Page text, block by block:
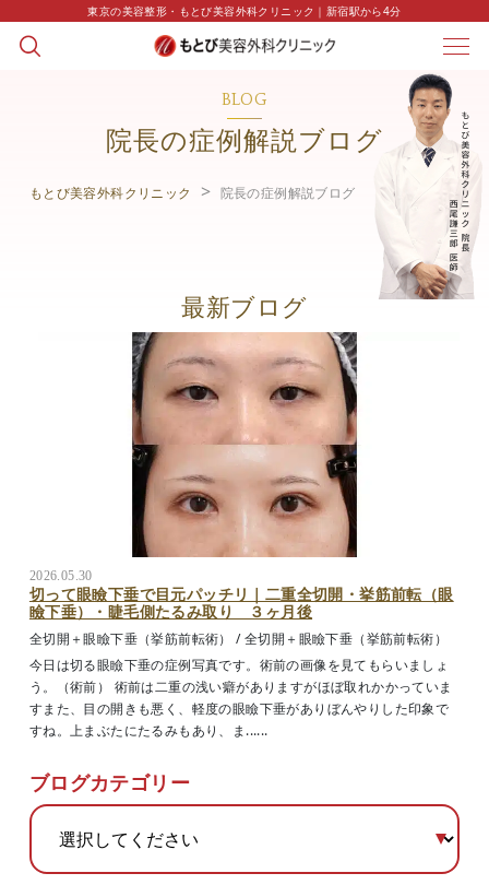
東京の美容整形・もとび美容外科クリニック｜新宿駅から4分
BLOG
院長の症例解説ブログ
もとび美容外科クリニック 院長の症例解説ブログ
最新ブログ
2026.05.30
切って眼瞼下垂で目元パッチリ｜二重全切開・挙筋前転（眼
瞼下垂）・睫毛側たるみ取り ３ヶ月後
全切開＋眼瞼下垂（挙筋前転術） /全切開＋眼瞼下垂（挙筋前転術）
今日は切る眼瞼下垂の症例写真です。術前の画像を見てもらいましょ
う。（術前） 術前は二重の浅い癖がありますがほぼ取れかかっていま
すまた、目の開きも悪く、軽度の眼瞼下垂がありぼんやりした印象で
すね。上まぶたにたるみもあり、ま......
ブログカテゴリー